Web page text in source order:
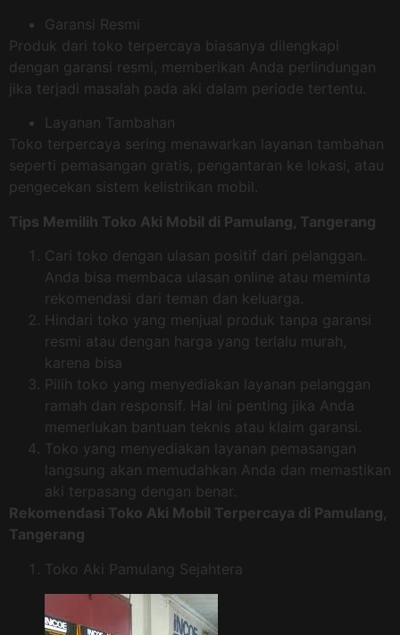
Garansi Resmi
Produk dari toko terpercaya biasanya dilengkapi
dengan garansi resmi, memberikan Anda perlindungan
jika terjadi masalah pada aki dalam periode tertentu.
Layanan Tambahan
Toko terpercaya sering menawarkan layanan tambahan
seperti pemasangan gratis, pengantaran ke lokasi, atau
pengecekan sistem kelistrikan mobil.
Tips Memilih Toko Aki Mobil di Pamulang, Tangerang
Cari toko dengan ulasan positif dari pelanggan.
Anda bisa membaca ulasan online atau meminta
rekomendasi dari teman dan keluarga.
Hindari toko yang menjual produk tanpa garansi
resmi atau dengan harga yang terlalu murah,
karena bisa
Pilih toko yang menyediakan layanan pelanggan
ramah dan responsif. Hal ini penting jika Anda
memerlukan bantuan teknis atau klaim garansi.
Toko yang menyediakan layanan pemasangan
langsung akan memudahkan Anda dan memastikan
aki terpasang dengan benar.
Rekomendasi Toko Aki Mobil Terpercaya di Pamulang,
Tangerang
Toko Aki Pamulang Sejahtera